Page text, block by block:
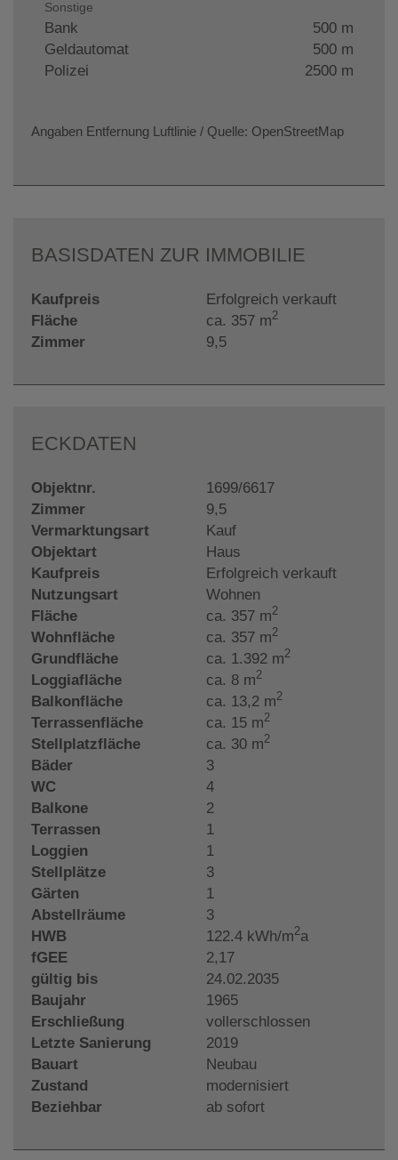
Sonstige
Bank
500 m
Geldautomat
500 m
Polizei
2500 m
Angaben Entfernung Luftlinie / Quelle: OpenStreetMap
BASISDATEN ZUR IMMOBILIE
Kaufpreis
Erfolgreich verkauft
Fläche
ca. 357 m2
Zimmer 9,5
ECKDATEN
Objektnr.
1699/6617
Zimmer
9,5
Vermarktungsart
Kauf
Objektart
Haus
Kaufpreis
Erfolgreich verkauft
Nutzungsart
Wohnen
Fläche
ca. 357 m2
Wohnfläche ca. 357 m2
Grundfläche ca. 1.392 m2
Loggiafläche ca. 8 m2
Balkonfläche ca. 13,2 m2
Terrassenfläche ca. 15 m2
Stellplatzfläche ca. 30 m2
Bäder
3
WC
4
Balkone
2
Terrassen
1
Loggien
1
Stellplätze
3
Gärten
1
Abstellräume
3
HWB
122.4 kWh/m2a
fGEE
2,17
gültig bis
24.02.2035
Baujahr
1965
Erschließung
vollerschlossen
Letzte Sanierung
2019
Bauart
Neubau
Zustand
modernisiert
Beziehbar
ab sofort